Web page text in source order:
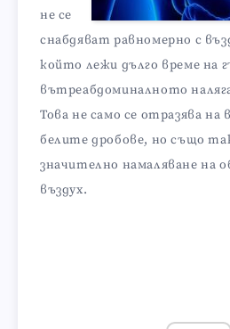
не се
снабдяват равномерно с
който лежи дълго време на
вътреабдоминалното
Това не само се отразява
белите дробове, но също
значително намаляване на
въздух.